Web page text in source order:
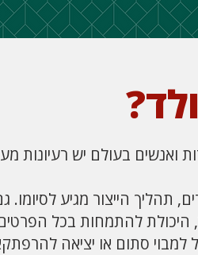
ואנשים בעולם יש רעיונות
תהליך הייצור מגיע לסיומו.
להתמחות בכל
למבוי סתום או יציאה